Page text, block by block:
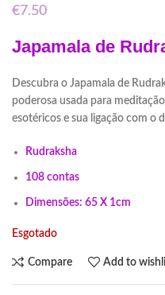
€7.50
Japamala de
Descubra o Japamala de
poderosa usada para
esotéricos e sua ligação com o
Rudraksha
108 contas
Dimensões: 65 X 1cm
Esgotado
Compare Add to